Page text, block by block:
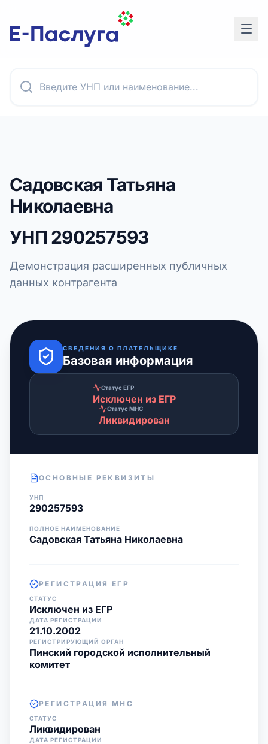
Садовская Татьяна
Николаевна
УНП290257593
Демонстрация расширенных публичных
данных контрагента
СВЕДЕНИЯ О ПЛАТЕЛЬЩИКЕ
Базовая информация
Статус ЕГР
Исключен из ЕГР
Статус МНС
Ликвидирован
ОСНОВНЫЕ РЕКВИЗИТЫ
УНП
290257593
ПОЛНОЕ НАИМЕНОВАНИЕ
Садовская Татьяна Николаевна
РЕГИСТРАЦИЯ ЕГР
СТАТУС
Исключен из ЕГР
ДАТА РЕГИСТРАЦИИ
21.10.2002
РЕГИСТРИРУЮЩИЙ ОРГАН
Пинский городской исполнительный
комитет
РЕГИСТРАЦИЯ МНС
СТАТУС
Ликвидирован
ДАТА РЕГИСТРАЦИИ